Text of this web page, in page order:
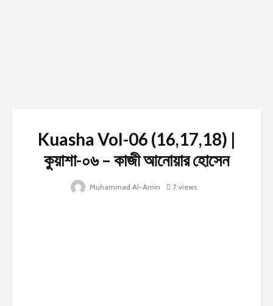
Kuasha Vol-06 (16,17,18) |
কুয়াশা-০৬ – কাজী আনোয়ার হোসেন
Muhammad Al-Amin 7 views